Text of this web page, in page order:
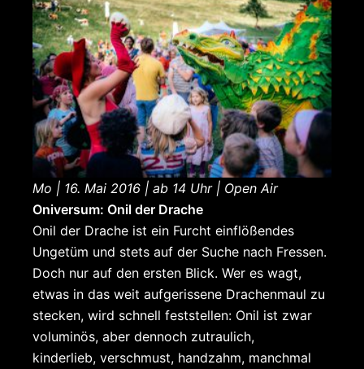
Mo | 16. Mai 2016 | ab 14 Uhr | Open Air
Oniversum: Onil der Drache
Onil der Drache ist ein Furcht einflößendes
Ungetüm und stets auf der Suche nach Fressen.
Doch nur auf den ersten Blick. Wer es wagt,
etwas in das weit aufgerissene Drachenmaul zu
stecken, wird schnell feststellen: Onil ist zwar
voluminös, aber dennoch zutraulich,
kinderlieb, verschmust, handzahm, manchmal